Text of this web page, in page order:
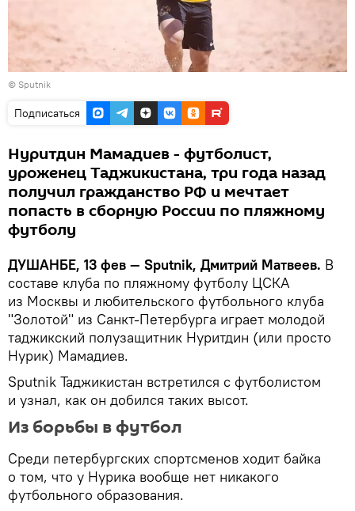
© Sputnik
Подписаться
Нуритдин Мамадиев - футболист,
уроженец Таджикистана, три года назад
получил гражданство РФ и мечтает
попасть в сборную России по пляжному
футболу
ДУШАНБЕ, 13 фев — Sputnik, Дмитрий Матвеев. В
составе клуба по пляжному футболу ЦСКА
из Москвы и любительского футбольного клуба
"Золотой" из Санкт-Петербурга играет молодой
таджикский полузащитник Нуритдин (или просто
Нурик) Мамадиев.
Sputnik Таджикистан встретился с футболистом
и узнал, как он добился таких высот.
Из борьбы в футбол
Среди петербургских спортсменов ходит байка
о том, что у Нурика вообще нет никакого
футбольного образования.